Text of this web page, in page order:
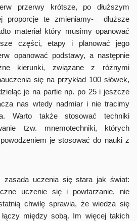
przerwy krótsze, po dłuższym
proporcje te zmieniamy- dłuższe
materiał który musimy opanować
części, etapy i planować jego
opanować podstawy, a następnie
kierunki, związane z różnymi
się na przykład 100 słówek,
je na partie np. po 25 i jeszcze
nas wtedy nadmiar i nie tracimy
Warto także stosować techniki
tzw. mnemotechniki, których
je stosować do nauki z
uczenia się stara jak świat:
uczenie się i powtarzanie, nie
chwilę sprawia, że wiedza się
między sobą. Im więcej takich